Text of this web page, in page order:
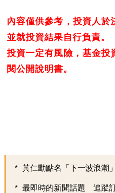
內容僅供參考，投資人於
並就投資結果自行負責。
投資一定有風險，基金投
閱公開說明書。
黃仁勳點名「下一波浪潮
最即時的新聞話題 追蹤